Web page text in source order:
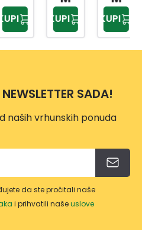
16M
M
5KO
M
N
REZO
M
80M
M
5,8M
POCI
NE
KUPI
MATI
CU
M10
CRN
KUPI
SADA!
naših vrhunskih ponuda
da ste pročitali naše
i prihvatili našeuslove